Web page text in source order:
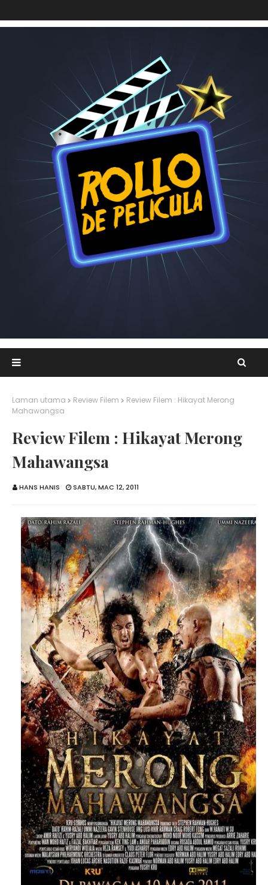
Laman utama Review Filem
Review Filem : Hikayat Merong
Mahawangsa
Review Filem : Hikayat Merong
Mahawangsa
HANS HANIS SABTU, MAC 12, 2011